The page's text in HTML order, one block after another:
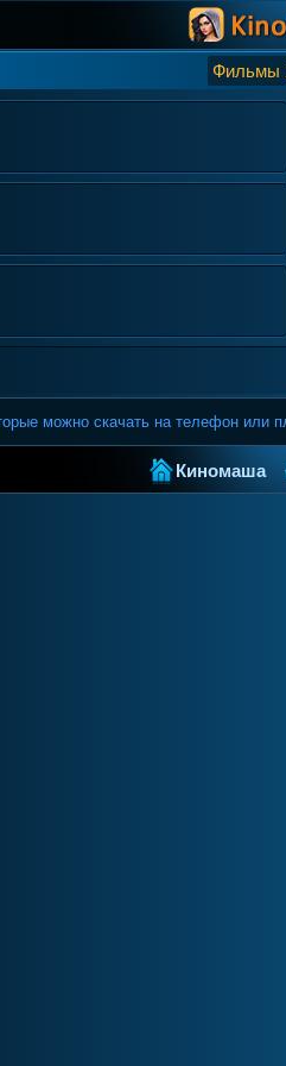
Фильмы
можно скачать на телефон или
Киномаша